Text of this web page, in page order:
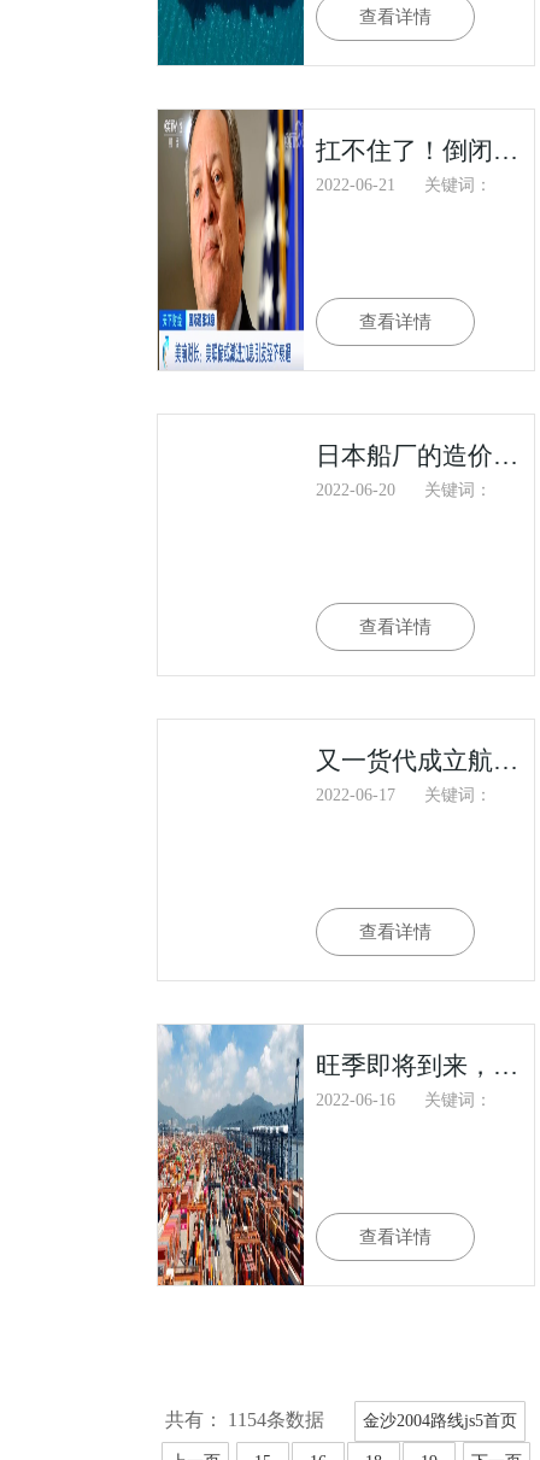
查看详情
扛不住了！倒闭、关门、破产......
2022-06-21 关键词：
查看详情
日本船厂的造价为什么比中国船厂高很多？
2022-06-20 关键词：
查看详情
又一货代成立航运公司！提供中欧等航线服务
2022-06-17 关键词：
查看详情
旺季即将到来，美国进口预期强劲
2022-06-16 关键词：
查看详情
共有： 1154条数据 金沙2004路线js5首页